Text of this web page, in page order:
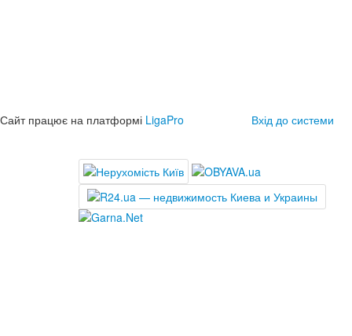
Сайт працює на платформі LigaPro Вхід до системи